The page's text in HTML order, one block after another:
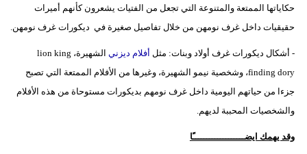
حكاياتها الممتعة والمتنوعة التي تجعل من الفتيات يشعرون كأنهم أميرات
حقيقيات داخل غرف نومهن من خلال تفاصيل صغيرة في ديكورات غرف نومهن.
- أشكال ديكورات غرف أولاد وبنات: مثل أفلام ديزني
الشهيرة، lion king
،finding dory وشخصية نيمو الشهيرة، وغيرها من الأفلام الممتعة التي تصبح
جزءا من حياتهم اليومية داخل غرف نومهم بديكورات مستوحاة من هذه الأفلام
والشخصيات المحببة لديهم.
وقد يهمك ايضـــــــــــــــــــًا